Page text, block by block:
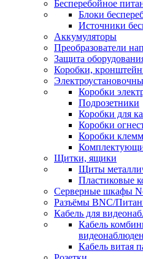
Бесперебойное
Блоки
Источники
Аккумуляторы
Преобразователи
Защита
Коробки,
Коробки
Подрозетники
Коробки для
Коробки
Коробки
Щитки, ящики
Щиты
Пластиковые
Серверные шкафы
Разъёмы BNC/
Кабель для
Кабель
Кабель витая